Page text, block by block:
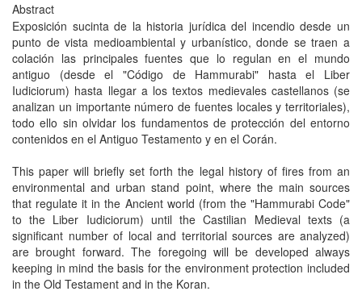
Abstract
Exposición sucinta de la historia jurídica del incendio desde un
punto de vista medioambiental y urbanístico, donde se traen a
colación las principales fuentes que lo regulan en el mundo
antiguo (desde el "Código de Hammurabi" hasta el Liber
Iudiciorum) hasta llegar a los textos medievales castellanos (se
analizan un importante número de fuentes locales y territoriales),
todo ello sin olvidar los fundamentos de protección del entorno
contenidos en el Antiguo Testamento y en el Corán.
This paper will briefly set forth the legal history of fires from an
environmental and urban stand point, where the main sources
that regulate it in the Ancient world (from the "Hammurabi Code"
to the Liber Iudiciorum) until the Castilian Medieval texts (a
significant number of local and territorial sources are analyzed)
are brought forward. The foregoing will be developed always
keeping in mind the basis for the environment protection included
in the Old Testament and in the Koran.